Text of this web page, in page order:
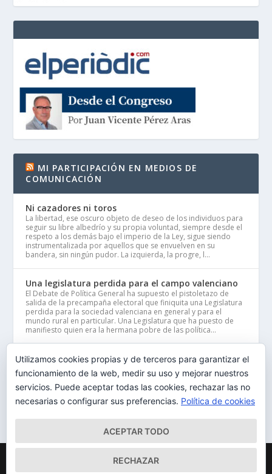
MI PARTICIPACIÓN EN MEDIOS DE
COMUNICACIÓN
Ni cazadores ni toros
La libertad, ese oscuro objeto de deseo de los individuos para
seguir su libre albedrío y su propia voluntad, siempre desde el
respeto a los demás bajo el imperio de la Ley, sigue siendo
instrumentalizada por aquellos que se envuelven en su
bandera, sin ningún pudor. La izquierda, la progre, l...
Una legislatura perdida para el campo valenciano
El Debate de Política General ha supuesto el pistoletazo de
salida de la precampaña electoral que finiquita una Legislatura
perdida para la sociedad valenciana en general y para el
mundo rural en particular. Una Legislatura que ha puesto de
manifiesto quien era la hermana pobre de las política...
Reforma Electoral
Sin lugar a dudas nuestra Ley Electoral ha propiciado en sus
años de vigencia, la alternancia en el Gobierno tanto con
mayorías absolutas como relativas. Ha garantizado el
pluralismo político y permitido la representación parlamentaria
de diferentes opciones políticas del espectro ideológic...
JUAN VICENTE PÉREZ ARAS
Utilizamos cookies propias y de terceros para garantizar el
funcionamiento de la web, medir su uso y mejorar nuestros
servicios. Puede aceptar todas las cookies, rechazar las no
necesarias o configurar sus preferencias. Política de cookies
ACEPTAR TODO
RECHAZAR